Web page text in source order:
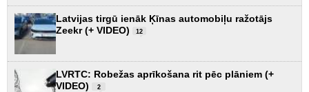
Latvijas tirgū ienāk Ķīnas automobiļu ražotājs
Zeekr (+ VIDEO)
12
LVRTC: Robežas aprīkošana rit pēc plāniem (+
VIDEO)
2